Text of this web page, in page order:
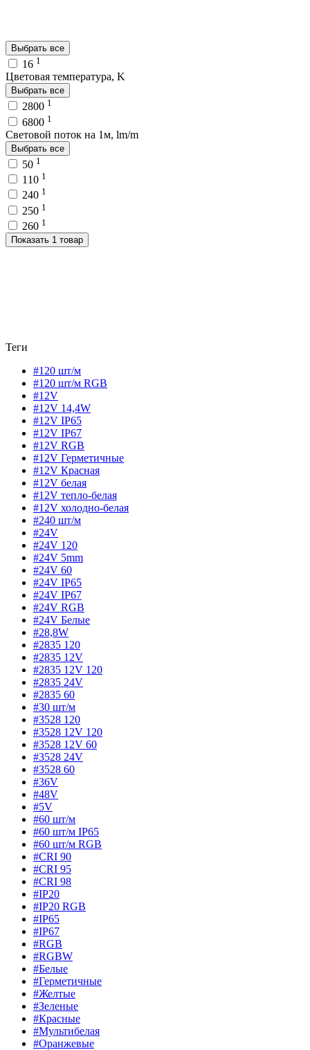
Выбрать все
16 1
Цветовая температура, K
Выбрать все
2800 1
6800 1
Световой поток на 1м, lm/m
Выбрать все
50 1
110 1
240 1
250 1
260 1
Показать 1 товар
Теги
#120 шт/м
#120 шт/м RGB
#12V
#12V 14,4W
#12V IP65
#12V IP67
#12V RGB
#12V Герметичные
#12V Красная
#12V белая
#12V тепло-белая
#12V холодно-белая
#240 шт/м
#24V
#24V 120
#24V 5mm
#24V 60
#24V IP65
#24V IP67
#24V RGB
#24V Белые
#28,8W
#2835 120
#2835 12V
#2835 12V 120
#2835 24V
#2835 60
#30 шт/м
#3528 120
#3528 12V 120
#3528 12V 60
#3528 24V
#3528 60
#36V
#48V
#5V
#60 шт/м
#60 шт/м IP65
#60 шт/м RGB
#CRI 90
#CRI 95
#CRI 98
#IP20
#IP20 RGB
#IP65
#IP67
#RGB
#RGBW
#Белые
#Герметичные
#Желтые
#Зеленые
#Красные
#Мультибелая
#Оранжевые